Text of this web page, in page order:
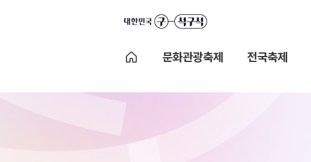
문화관광축제 전국축제